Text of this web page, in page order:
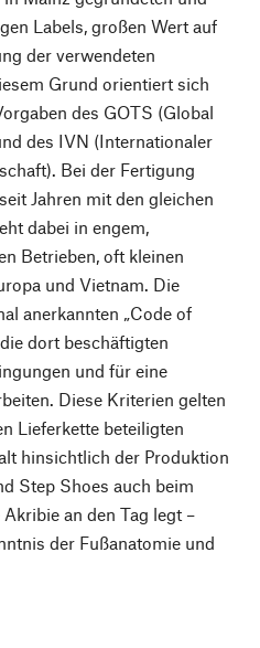
Labels, großen Wert auf
der verwendeten
Grund orientiert sich
des GOTS (Global
des IVN (Internationaler
Bei der Fertigung
Jahren mit den gleichen
dabei in engem,
Betrieben, oft kleinen
und Vietnam. Die
anerkannten „Code of
dort beschäftigten
und für eine
Diese Kriterien gelten
Lieferkette beteiligten
hinsichtlich der Produktion
Step Shoes auch beim
an den Tag legt –
der Fußanatomie und